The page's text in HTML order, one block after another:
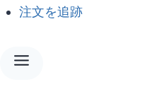
注文を追跡